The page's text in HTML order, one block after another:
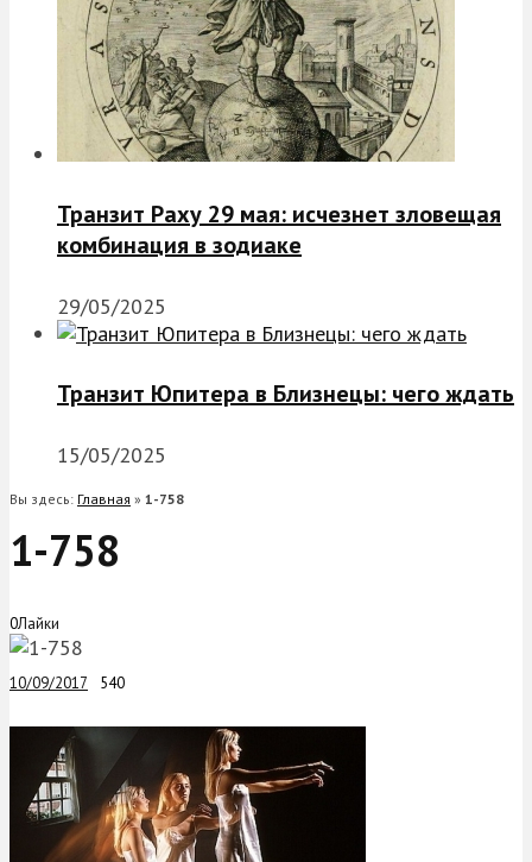
Транзит Раху 29 мая: исчезнет зловещая
комбинация в зодиаке
29/05/2025
Транзит Юпитера в Близнецы: чего ждать
15/05/2025
Вы здесь: Главная » 1-758
1-758
0Лайки
10/09/2017 540